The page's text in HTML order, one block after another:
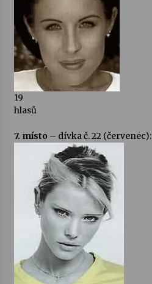
19
hlasů
7. místo – dívka č. 22 (červenec):